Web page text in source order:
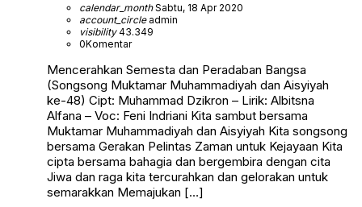
calendar_monthSabtu, 18 Apr 2020
account_circleadmin
visibility43.349
0Komentar
Mencerahkan Semesta dan Peradaban Bangsa
(Songsong Muktamar Muhammadiyah dan Aisyiyah
ke-48) Cipt: Muhammad Dzikron – Lirik: Albitsna
Alfana – Voc: Feni Indriani Kita sambut bersama
Muktamar Muhammadiyah dan Aisyiyah Kita songsong
bersama Gerakan Pelintas Zaman untuk Kejayaan Kita
cipta bersama bahagia dan bergembira dengan cita
Jiwa dan raga kita tercurahkan dan gelorakan untuk
semarakkan Memajukan […]